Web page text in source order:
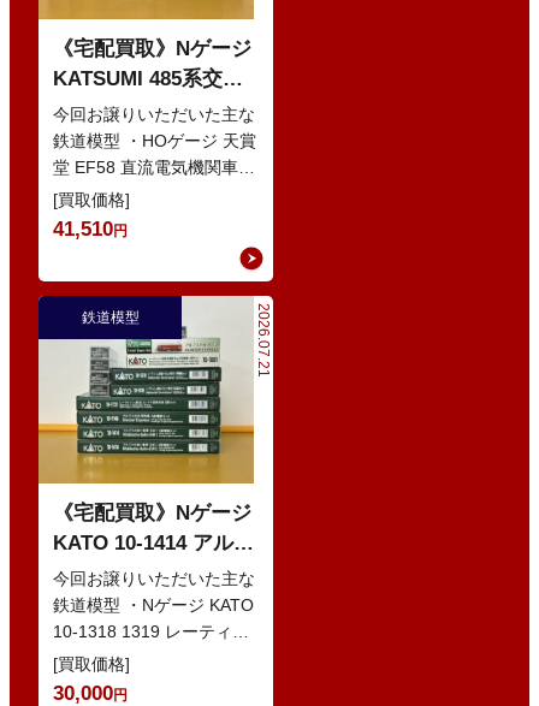
《宅配買取》Nゲージ
KATSUMI 485系交直
流特急型電車 などの
鉄道模型
今回お譲りいただいた主な
鉄道模型 ・HOゲージ 天賞
堂 EF58 直流電気機関車
・Nゲージ KATO 10-386
285系0番…
[買取価格]
41,510円
2026.07.21
鉄道模型
《宅配買取》Nゲージ
KATO 10-1414 アルプ
スの赤い客車 EWI な
どの鉄道模型
今回お譲りいただいた主な
鉄道模型 ・Nゲージ KATO
10-1318 1319 レーティッ
シュ鉄道 ベルニナ急行 ・
Nゲージ K…
[買取価格]
30,000円